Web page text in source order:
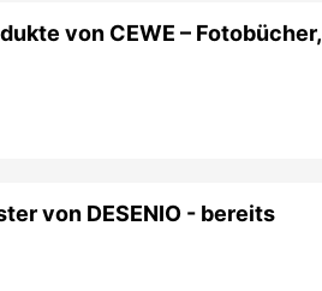
von CEWE – Fotobücher,
von DESENIO - bereits